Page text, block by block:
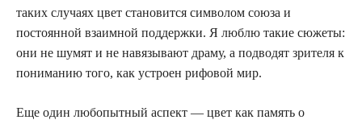
таких случаях цвет становится символом союза и
постоянной взаимной поддержки. Я люблю такие сюжеты:
они не шумят и не навязывают драму, а подводят зрителя к
пониманию того, как устроен рифовой мир.
Еще один любопытный аспект — цвет как память о